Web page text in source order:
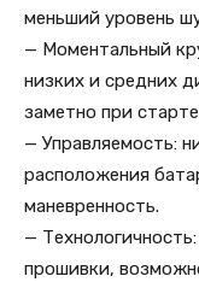
меньший уровень
— Моментальный
низких и средних
заметно при
— Управляемость:
расположения
маневренность.
—
прошивки,